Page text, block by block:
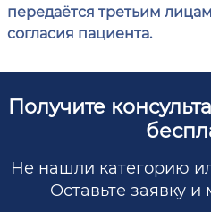
передаётся третьим
согласия пациента.
Получите
Не нашли категорию
Оставьте заявку